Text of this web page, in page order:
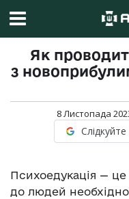
Як
з
8 Листопада
Психоедукація —
до людей